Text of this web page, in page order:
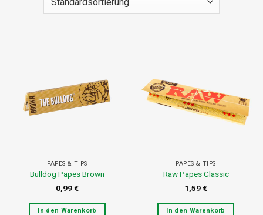
PAPES & TIPS
Bulldog Papes Brown
0,99€
In den Warenkorb
PAPES & TIPS
Raw Papes Classic
1,59€
In den Warenkorb